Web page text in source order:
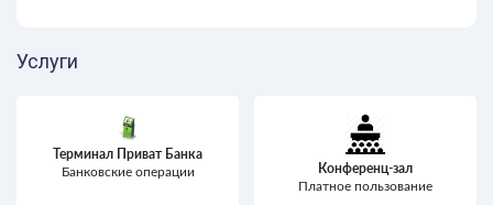
Услуги
Терминал Приват Банка
Банковские операции Конференц-зал
Платное пользование